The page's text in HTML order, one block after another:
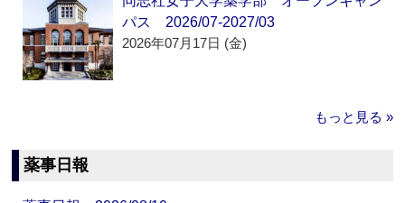
パス 2026/07-2027/03
2026年07月17日 (金)
もっと見る »
薬事日報